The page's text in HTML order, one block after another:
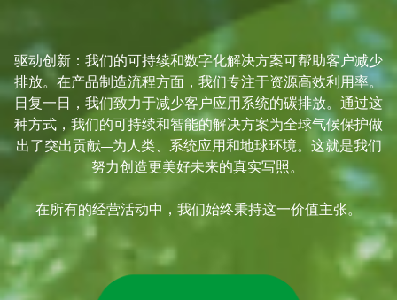
驱动创新：我们的可持续和数字化解决方案可帮助客户减少
排放。在产品制造流程方面，我们专注于资源高效利用率。
日复一日，我们致力于减少客户应用系统的碳排放。通过这
种方式，我们的可持续和智能的解决方案为全球气候保护做
出了突出贡献—为人类、系统应用和地球环境。这就是我们
努力创造更美好未来的真实写照。
在所有的经营活动中，我们始终秉持这一价值主张。